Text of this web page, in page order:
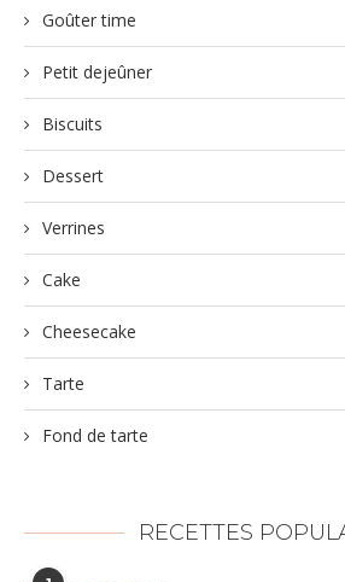
Goûter time
Petit dejeûner
Biscuits
Dessert
Verrines
Cake
Cheesecake
Tarte
Fond de tarte
RECETTES